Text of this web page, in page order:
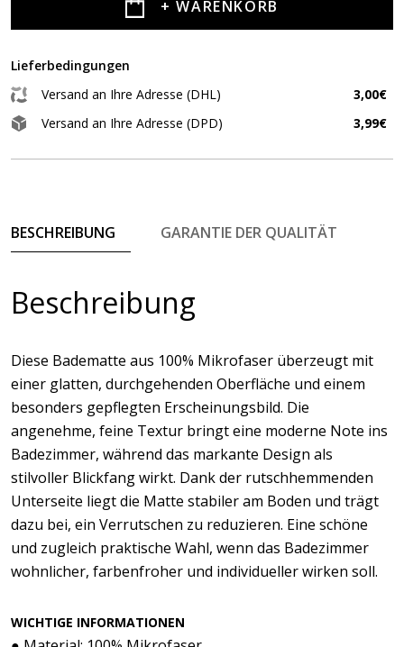
+ WARENKORB
Lieferbedingungen
Versand an Ihre Adresse (DHL)
3,00€
Versand an Ihre Adresse (DPD)
3,99€
BESCHREIBUNG GARANTIE DER QUALITÄT
Beschreibung
Diese Badematte aus 100% Mikrofaser überzeugt mit
einer glatten, durchgehenden Oberfläche und einem
besonders gepflegten Erscheinungsbild. Die
angenehme, feine Textur bringt eine moderne Note ins
Badezimmer, während das markante Design als
stilvoller Blickfang wirkt. Dank der rutschhemmenden
Unterseite liegt die Matte stabiler am Boden und trägt
dazu bei, ein Verrutschen zu reduzieren. Eine schöne
und zugleich praktische Wahl, wenn das Badezimmer
wohnlicher, farbenfroher und individueller wirken soll.
WICHTIGE INFORMATIONEN